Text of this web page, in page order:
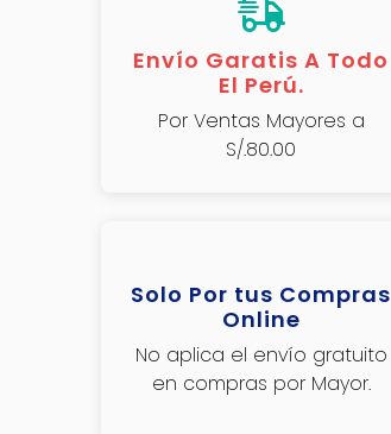
Envío Garatis A Todo
El Perú.
Por Ventas Mayores a
S/.80.00
Solo Por tus Compras
Online
No aplica el envío gratuito
en compras por Mayor.